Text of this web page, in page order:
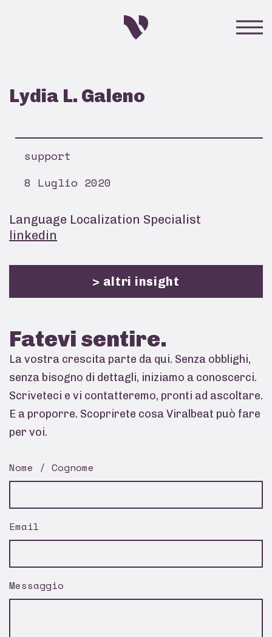
Lydia L. Galeno
support
8 Luglio 2020
Language Localization Specialist
linkedin
> altri insight
Fatevi sentire.
La vostra crescita parte da qui. Senza obblighi,
senza bisogno di dettagli, iniziamo a conoscerci.
Scriveteci e vi contatteremo, pronti ad ascoltare.
E a proporre. Scoprirete cosa Viralbeat può fare
per voi.
Nome / Cognome
Email
Messaggio